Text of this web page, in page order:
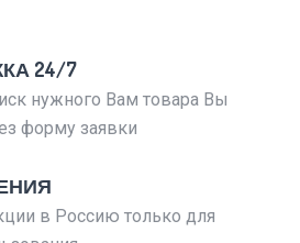
24/7
нужного Вам товара Вы
форму заявки
в Россию только для